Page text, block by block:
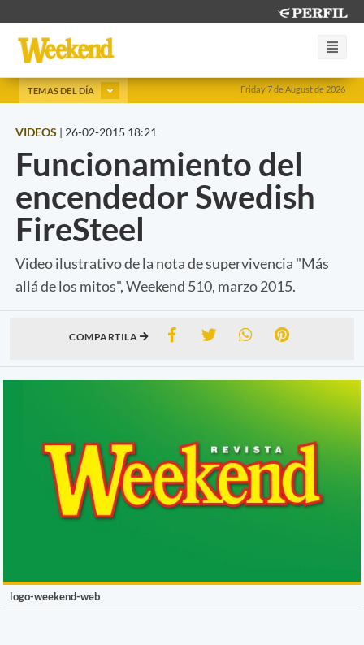
Friday 7 de August de 2026
TEMAS DEL DÍA
VIDEOS | 26-02-2015 18:21
Funcionamiento del
encendedor Swedish
FireSteel
Video ilustrativo de la nota de supervivencia "Más
allá de los mitos", Weekend 510, marzo 2015.
COMPARTILA
logo-weekend-web